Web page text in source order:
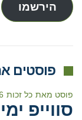
הירשמו
פוסטים
פוסט מאת כל זכות
סווייפ